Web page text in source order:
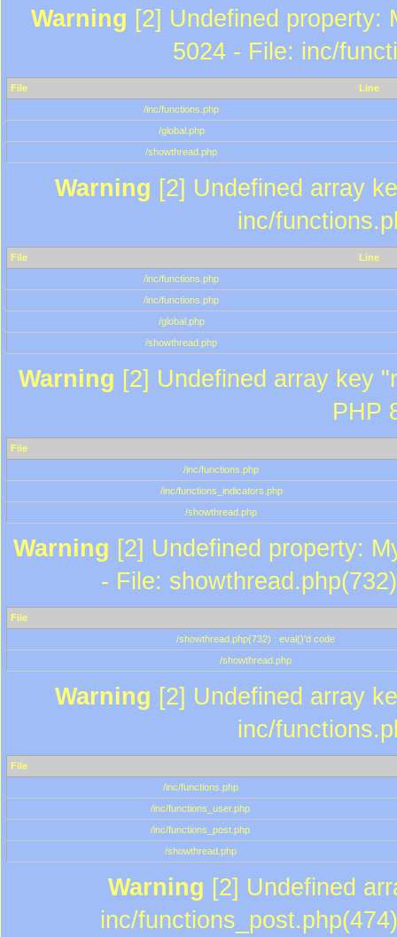
Warning [2] Undefined property:
5024 - File: inc/
File
Line
/inc/functions.php
/global.php
/showthread.php
Warning [2] Undefined array
inc/
File
Line
/inc/functions.php
/inc/functions.php
/global.php
/showthread.php
Warning [2] Undefined array key
PHP
File
/inc/functions.php
/inc/functions_indicators.php
/showthread.php
Warning [2] Undefined property:
- File:
File
/showthread.php(732) : eval()'d code
/showthread.php
Warning [2] Undefined array
inc/
File
/inc/functions.php
/inc/functions_user.php
/inc/functions_post.php
/showthread.php
Warning [2] Undefined
inc/